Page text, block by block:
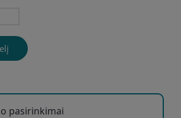
pasirinkimai